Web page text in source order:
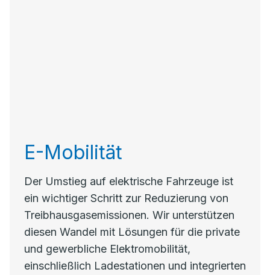
E-Mobilität
Der Umstieg auf elektrische Fahrzeuge ist
ein wichtiger Schritt zur Reduzierung von
Treibhausgasemissionen. Wir unterstützen
diesen Wandel mit Lösungen für die private
und gewerbliche Elektromobilität,
einschließlich Ladestationen und integrierten